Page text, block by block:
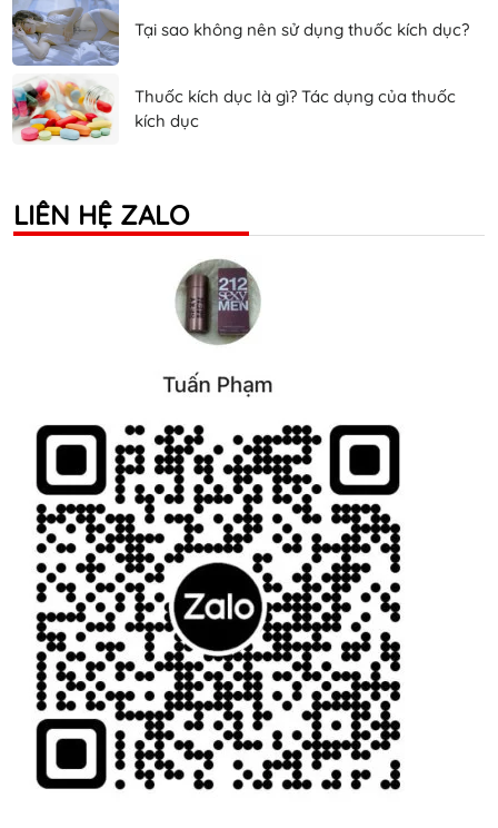
Tại sao không nên sử dụng thuốc kích dục?
Thuốc kích dục là gì? Tác dụng của thuốc
kích dục
LIÊN HỆ ZALO